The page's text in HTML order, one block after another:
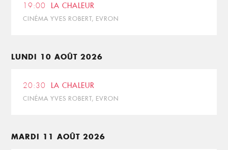
19:00 LA CHALEUR
CINÉMA YVES ROBERT, EVRON
LUNDI 10 AOÛT 2026
20:30 LA CHALEUR
CINÉMA YVES ROBERT, EVRON
MARDI 11 AOÛT 2026